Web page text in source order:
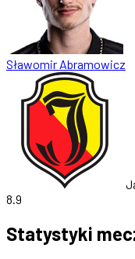
Sławomir Abramowicz
8.9
Statystyki